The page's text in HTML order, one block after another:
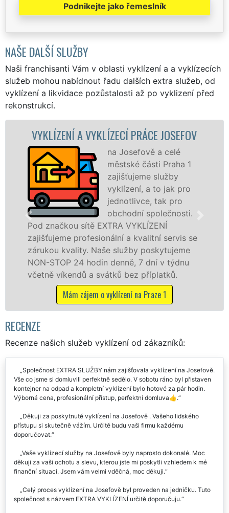
Podnikejte jako řemeslník
NAŠE DALŠÍ SLUŽBY
Naši franchisanti Vám v oblasti vyklízení a a vyklízecích
služeb mohou nabídnout řadu dalších extra služeb, od
vyklízení a likvidace pozůstalosti až po vyklizení před
rekonstrukcí.
PRÁCE JOSEFOV
na Josefově a celé
městské části Praha 1
zajišťujeme služby
vyklízení, a to jak pro
jednotlivce, tak pro
obchodní společnosti.
VYKLÍZENÍ
a kvalitní servis se
služby poskytujeme
denně, 7 dní v týdnu
bez příplatků.
vyklízení na Praze 1
VYKLÍZECÍ
na Josefově a okolí.
službu jak fyzickým,
osobám se zárukou
práce, a to NON-
RECENZE
Recenze našich služeb vyklízení od zákazníků:
Společnost EXTRA SLUŽBY nám zajišťovala vyklízení na Josefově.
Vše co jsme si domluvili perfektně sedělo. V sobotu ráno byl přistaven
kontejner na odpad a kompletní vyklízení bylo hotové za pár hodin.
Výborná cena, profesionální přístup, perfektní domluva👍.
Děkuji za poskytnuté vyklízení na Josefově . Vašeho lidského
přístupu si skutečně vážím. Určitě budu vaši firmu každému
doporučovat.
Vaše vyklízecí služby na Josefově byly naprosto dokonalé. Moc
děkuji za vaši ochotu a slevu, kterou jste mi poskytli vzhledem k mé
finanční situaci. Jsem vám velmi vděčná, moc děkuji.
Celý proces vyklízení na Josefově byl proveden na jedničku. Tuto
společnost s názvem EXTRA VYKLÍZENÍ určitě doporučuju.